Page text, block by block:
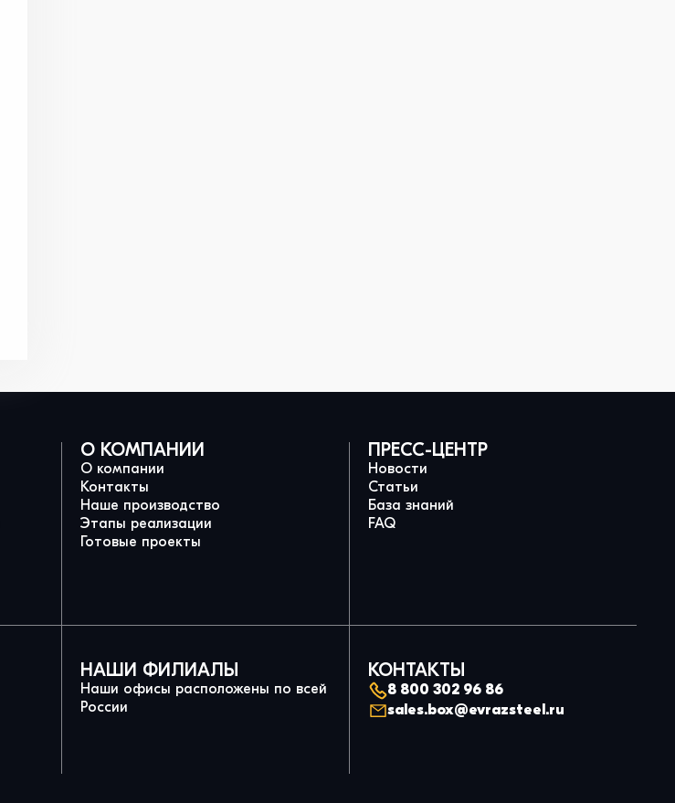
О КОМПАНИИ
О компании
Контакты
Наше производство
Этапы реализации
Готовые проекты
ПРЕСС-ЦЕНТР
Новости
Статьи
База знаний
FAQ
НАШИ ФИЛИАЛЫ
Наши офисы расположены по всей
России
КОНТАКТЫ
8 800 302 96 86
sales.box@evrazsteel.ru